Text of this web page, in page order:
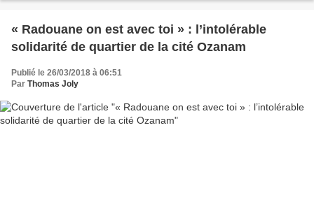
« Radouane on est avec toi » : l’intolérable
solidarité de quartier de la cité Ozanam
Publié le 26/03/2018 à 06:51
Par Thomas Joly